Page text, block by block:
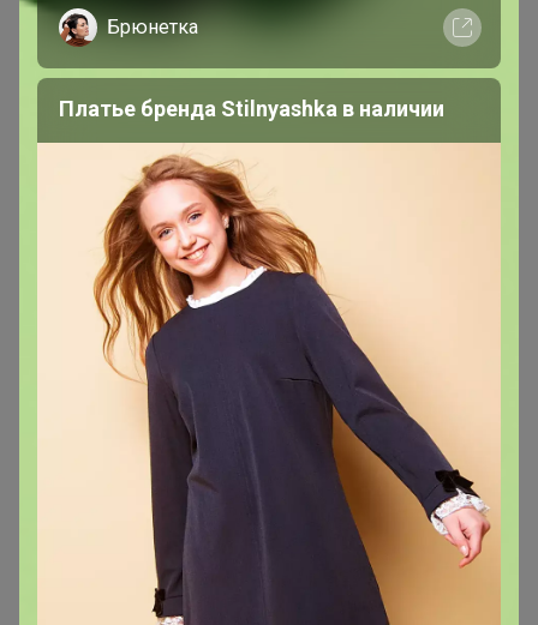
МаннА
Серебряный организатор
В теме "Открывается новая закупка! Загляните!"
6 августа, 2026 18:42
Dr.Körner (Доктор Кернер)-
натуральные цельнозерновые
хлебцы, чипсы, шококранчи
Брюнетка
Платье бренда Stilnyashka в наличии